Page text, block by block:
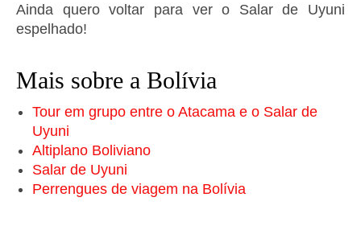
Ainda quero voltar para ver o Salar de Uyuni
espelhado!
Mais sobre a Bolívia
Tour em grupo entre o Atacama e o Salar de
Uyuni
Altiplano Boliviano
Salar de Uyuni
Perrengues de viagem na Bolívia